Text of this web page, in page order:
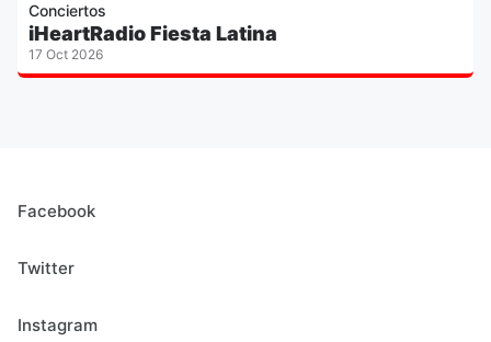
Conciertos
iHeartRadio Fiesta Latina
17 Oct 2026
Facebook
Twitter
Instagram